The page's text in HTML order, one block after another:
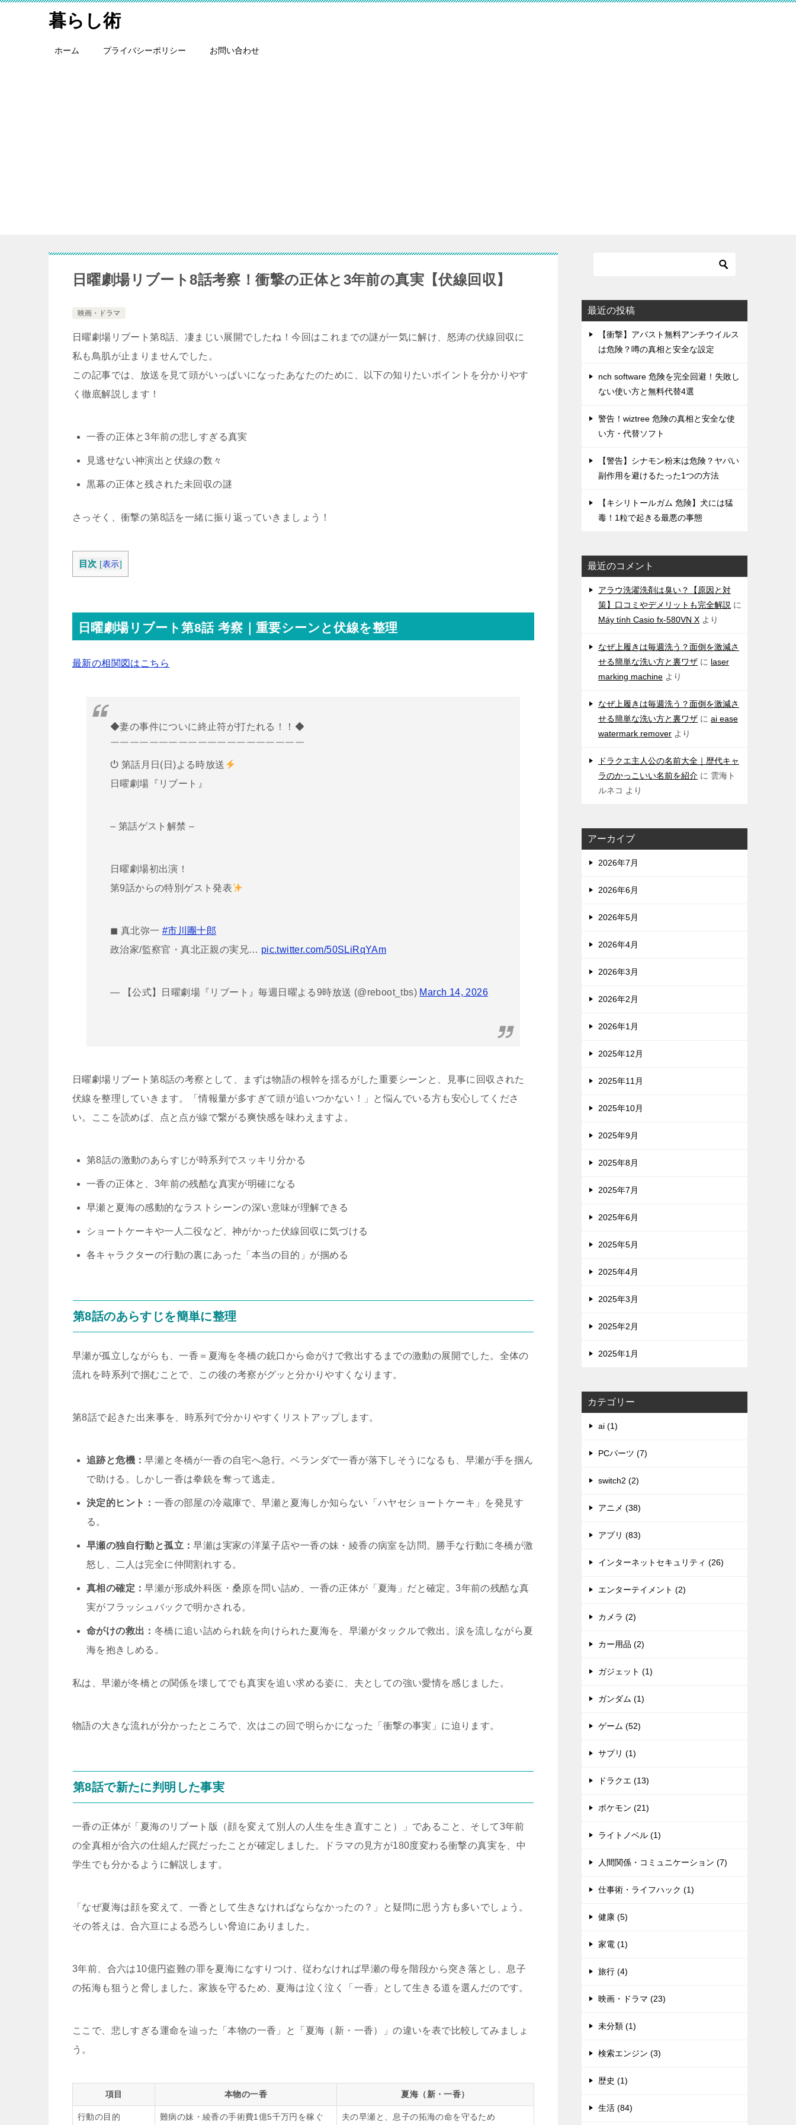
暮らし術
ホーム プライバシーポリシー お問い合わせ
日曜劇場リブート8話考察！衝撃の正体と3年前の真実【伏線回収】
映画・ドラマ
日曜劇場リブート第8話、凄まじい展開でしたね！今回はこれまでの謎が一気に解け、怒涛の伏線回収に
私も鳥肌が止まりませんでした。
この記事では、放送を見て頭がいっぱいになったあなたのために、以下の知りたいポイントを分かりやす
く徹底解説します！
一香の正体と3年前の悲しすぎる真実
見逃せない神演出と伏線の数々
黒幕の正体と残された未回収の謎
さっそく、衝撃の第8話を一緒に振り返っていきましょう！
目次 [表示]
日曜劇場リブート第8話 考察｜重要シーンと伏線を整理
最新の相関図はこちら
◆妻の事件についに終止符が打たれる！！◆
￣￣￣￣￣￣￣￣￣￣￣￣￣￣￣￣￣￣￣￣
⏻ 第話月日(日)よる時放送
日曜劇場『リブート』
– 第話ゲスト解禁 –
日曜劇場初出演！
第9話からの特別ゲスト発表
◼︎ 真北弥一 #市川團十郎
政治家/監察官・真北正親の実兄… pic.twitter.com/50SLiRqYAm
— 【公式】日曜劇場『リブート』毎週日曜よる9時放送 (@reboot_tbs) March 14, 2026
日曜劇場リブート第8話の考察として、まずは物語の根幹を揺るがした重要シーンと、見事に回収された
伏線を整理していきます。「情報量が多すぎて頭が追いつかない！」と悩んでいる方も安心してくださ
い。ここを読めば、点と点が線で繋がる爽快感を味わえますよ。
第8話の激動のあらすじが時系列でスッキリ分かる
一香の正体と、3年前の残酷な真実が明確になる
早瀬と夏海の感動的なラストシーンの深い意味が理解できる
ショートケーキや一人二役など、神がかった伏線回収に気づける
各キャラクターの行動の裏にあった「本当の目的」が掴める
第8話のあらすじを簡単に整理
早瀬が孤立しながらも、一香＝夏海を冬橋の銃口から命がけで救出するまでの激動の展開でした。全体の
流れを時系列で掴むことで、この後の考察がグッと分かりやすくなります。
第8話で起きた出来事を、時系列で分かりやすくリストアップします。
追跡と危機：早瀬と冬橋が一香の自宅へ急行。ベランダで一香が落下しそうになるも、早瀬が手を掴ん
で助ける。しかし一香は拳銃を奪って逃走。
決定的ヒント： 一香の部屋の冷蔵庫で、早瀬と夏海しか知らない「ハヤセショートケーキ」を発見す
る。
早瀬の独自行動と孤立：早瀬は実家の洋菓子店や一香の妹・綾香の病室を訪問。勝手な行動に冬橋が激
怒し、二人は完全に仲間割れする。
真相の確定：早瀬が形成外科医・桑原を問い詰め、一香の正体が「夏海」だと確定。3年前の残酷な真
実がフラッシュバックで明かされる。
命がけの救出： 冬橋に追い詰められ銃を向けられた夏海を、早瀬がタックルで救出。涙を流しながら夏
海を抱きしめる。
私は、早瀬が冬橋との関係を壊してでも真実を追い求める姿に、夫としての強い愛情を感じました。
物語の大きな流れが分かったところで、次はこの回で明らかになった「衝撃の事実」に迫ります。
第8話で新たに判明した事実
一香の正体が「夏海のリブート版（顔を変えて別人の人生を生き直すこと）」であること、そして3年前
の全真相が合六の仕組んだ罠だったことが確定しました。ドラマの見方が180度変わる衝撃の真実を、中
学生でも分かるように解説します。
「なぜ夏海は顔を変えて、一香として生きなければならなかったの？」と疑問に思う方も多いでしょう。
その答えは、合六亘による恐ろしい脅迫にありました。
3年前、合六は10億円盗難の罪を夏海になすりつけ、従わなければ早瀬の母を階段から突き落とし、息子
の拓海も狙うと脅しました。家族を守るため、夏海は泣く泣く「一香」として生きる道を選んだのです。
ここで、悲しすぎる運命を辿った「本物の一香」と「夏海（新・一香）」の違いを表で比較してみましょ
う。
項目 本物の一香 夏海（新・一香）
行動の目的
難病の妹・綾香の手術費1億5千万円を稼ぐ
夫の早瀬と、息子の拓海の命を守るため
最近の投稿
【衝撃】アバスト無料アンチウイルス
は危険？噂の真相と安全な設定
nch software 危険を完全回避！失敗し
ない使い方と無料代替4選
警告！wiztree 危険の真相と安全な使
い方・代替ソフト
【警告】シナモン粉末は危険？ヤバい
副作用を避けるたった1つの方法
【キシリトールガム 危険】犬には猛
毒！1粒で起きる最悪の事態
最近のコメント
アラウ洗濯洗剤は臭い？【原因と対
策】口コミやデメリットも完全解説 に
Máy tính Casio fx-580VN X より
なぜ上履きは毎週洗う？面倒を激減さ
せる簡単な洗い方と裏ワザ に laser
marking machine より
なぜ上履きは毎週洗う？面倒を激減さ
せる簡単な洗い方と裏ワザ に ai ease
watermark remover より
ドラクエ主人公の名前大全｜歴代キャ
ラのかっこいい名前を紹介 に 雲海ト
ルネコ より
アーカイブ
2026年7月
2026年6月
2026年5月
2026年4月
2026年3月
2026年2月
2026年1月
2025年12月
2025年11月
2025年10月
2025年9月
2025年8月
2025年7月
2025年6月
2025年5月
2025年4月
2025年3月
2025年2月
2025年1月
カテゴリー
ai (1)
PCパーツ (7)
switch2 (2)
アニメ (38)
アプリ (83)
インターネットセキュリティ (26)
エンターテイメント (2)
カメラ (2)
カー用品 (2)
ガジェット (1)
ガンダム (1)
ゲーム (52)
サプリ (1)
ドラクエ (13)
ポケモン (21)
ライトノベル (1)
人間関係・コミュニケーション (7)
仕事術・ライフハック (1)
健康 (5)
家電 (1)
旅行 (4)
映画・ドラマ (23)
未分類 (1)
検索エンジン (3)
歴史 (1)
生活 (84)